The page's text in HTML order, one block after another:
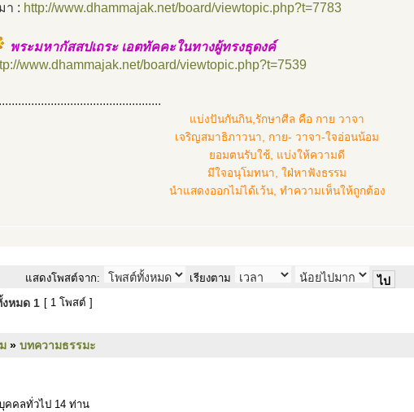
า : http://www.dhammajak.net/board/viewtopic.php?t=7783
พระมหากัสสปเถระ เอตทัคคะในทางผู้ทรงธุดงค์
www.dhammajak.net/board/viewtopic.php?t=7539
แบ่งปันกันกิน,รักษาศีล คือ กาย วาจา
เจริญสมาธิภาวนา, กาย- วาจา-ใจอ่อนน้อม
ยอมตนรับใช้, แบ่งให้ความดี
มีใจอนุโมทนา, ใฝ่หาฟังธรรม
นำแสดงออกไม่ได้เว้น, ทำความเห็นให้ถูกต้อง
แสดงโพสต์จาก: เรียงตาม
งหมด 1 [ 1 โพสต์ ]
» บทความธรรมะ
คคลทั่วไป 14 ท่าน